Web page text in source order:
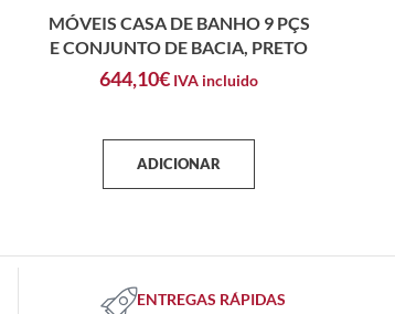
MÓVEIS CASA DE BANHO 9 PÇS
E CONJUNTO DE BACIA, PRETO
644,10€ IVA incluido
ADICIONAR
ENTREGAS RÁPIDAS